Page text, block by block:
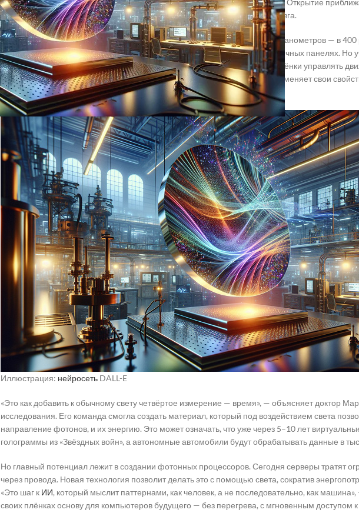
наделяя их свойствами, которые раньше считались научной фантастикой. Открытие
работающих со скоростью света, буквально имитируя нейронные сети мозга.
Основой прорыва стали тонкие стеклоподобные плёнки толщиной в 250 нанометров — в 400
прозрачные проводящие оксиды уже используются в смартфонах и солнечных панелях. Но
обработать их сверхкороткими импульсами света, можно «научить» эти плёнки управлять
фотонов. Умное стекло не просто затемняется под солнцем, а мгновенно меняет свои
скоростях, недоступных даже современным процессорам.
Иллюстрация: нейросеть DALL-E
«Это как добавить к обычному свету четвёртое измерение — время», — объясняет доктор
исследования. Его команда смогла создать материал, который под воздействием света
направление фотонов, и их энергию. Это может означать, что уже через 5–10 лет
голограммы из «Звёздных войн», а автономные автомобили будут обрабатывать данные в
Но главный потенциал лежит в создании фотонных процессоров. Сегодня серверы тратят
через провода. Новая технология позволит делать это с помощью света, сократив
«Это шаг к ИИ, который мыслит паттернами, как человек, а не последовательно, как
своих плёнках основу для компьютеров будущего — без перегрева, с мгновенным доступом